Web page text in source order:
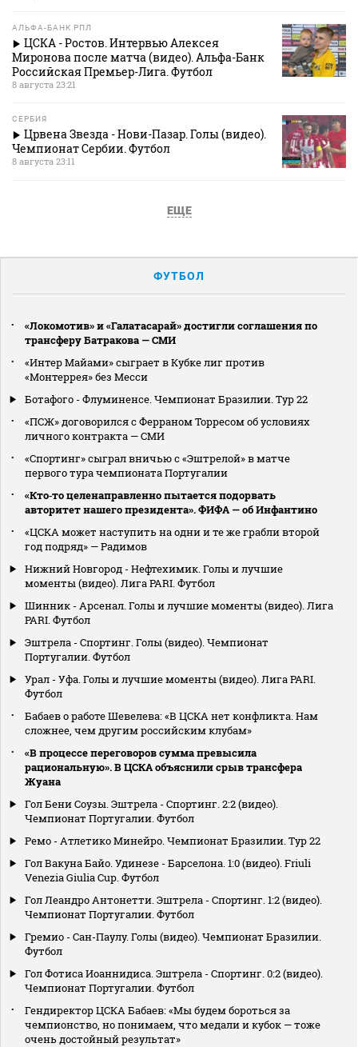
АЛЬФА-БАНК РПЛ
ЦСКА - Ростов. Интервью Алексея
Миронова после матча (видео). Альфа-Банк
Российская Премьер-Лига. Футбол
8 августа 23:21
СЕРБИЯ
Црвена Звезда - Нови-Пазар. Голы (видео).
Чемпионат Сербии. Футбол
8 августа 23:11
ЕЩЕ
ФУТБОЛ
«Локомотив» и «Галатасарай» достигли соглашения по
трансферу Батракова — СМИ
«Интер Майами» сыграет в Кубке лиг против
«Монтеррея» без Месси
Ботафого - Флуминенсе. Чемпионат Бразилии. Тур 22
«ПСЖ» договорился с Ферраном Торресом об условиях
личного контракта — СМИ
«Спортинг» сыграл вничью с «Эштрелой» в матче
первого тура чемпионата Португалии
«Кто‑то целенаправленно пытается подорвать
авторитет нашего президента». ФИФА — об Инфантино
«ЦСКА может наступить на одни и те же грабли второй
год подряд» — Радимов
Нижний Новгород - Нефтехимик. Голы и лучшие
моменты (видео). Лига PARI. Футбол
Шинник - Арсенал. Голы и лучшие моменты (видео). Лига
PARI. Футбол
Эштрела - Спортинг. Голы (видео). Чемпионат
Португалии. Футбол
Урал - Уфа. Голы и лучшие моменты (видео). Лига PARI.
Футбол
Бабаев о работе Шевелева: «В ЦСКА нет конфликта. Нам
сложнее, чем другим российским клубам»
«В процессе переговоров сумма превысила
рациональную». В ЦСКА объяснили срыв трансфера
Жуана
Гол Бени Соузы. Эштрела - Спортинг. 2:2 (видео).
Чемпионат Португалии. Футбол
Ремо - Атлетико Минейро. Чемпионат Бразилии. Тур 22
Гол Вакуна Байо. Удинезе - Барселона. 1:0 (видео). Friuli
Venezia Giulia Cup. Футбол
Гол Леандро Антонетти. Эштрела - Спортинг. 1:2 (видео).
Чемпионат Португалии. Футбол
Гремио - Сан-Паулу. Голы (видео). Чемпионат Бразилии.
Футбол
Гол Фотиса Иоаннидиса. Эштрела - Спортинг. 0:2 (видео).
Чемпионат Португалии. Футбол
Гендиректор ЦСКА Бабаев: «Мы будем бороться за
чемпионство, но понимаем, что медали и кубок — тоже
очень достойный результат»